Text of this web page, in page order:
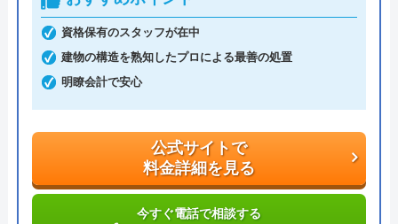
料金詳細を見る
今すぐ電話で相談する
0120-761-067
資格保有のスタッフが在中
建物の構造を熟知したプロによる最善の処置
明瞭会計で安心
公式サイトで
料金詳細を見る
今すぐ電話で相談する